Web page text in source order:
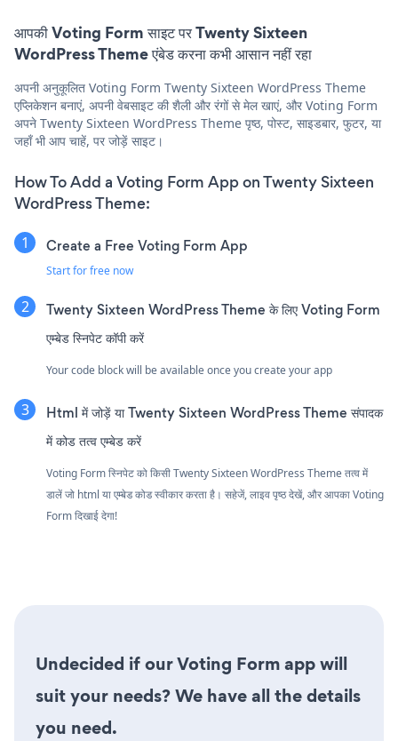
आपकी Voting Form साइट पर Twenty Sixteen
WordPress Theme एंबेड करना कभी आसान नहीं रहा
अपनी अनुकूलित Voting Form Twenty Sixteen WordPress Theme
एप्लिकेशन बनाएं, अपनी वेबसाइट की शैली और रंगों से मेल खाएं, और Voting Form
अपने Twenty Sixteen WordPress Theme पृष्ठ, पोस्ट, साइडबार, फुटर, या
जहाँ भी आप चाहें, पर जोड़ें साइट।
How To Add a Voting Form App on Twenty Sixteen
WordPress Theme:
Create a Free Voting Form App
Start for free now
Twenty Sixteen WordPress Theme के लिए Voting Form
एम्बेड स्निपेट कॉपी करें
Your code block will be available once you create your app
Html में जोड़ें या Twenty Sixteen WordPress Theme संपादक
में कोड तत्व एम्बेड करें
Voting Form स्निपेट को किसी Twenty Sixteen WordPress Theme तत्व में
डालें जो html या एम्बेड कोड स्वीकार करता है। सहेजें, लाइव पृष्ठ देखें, और आपका Voting
Form दिखाई देगा!
Undecided if our Voting Form app will
suit your needs? We have all the details
you need.